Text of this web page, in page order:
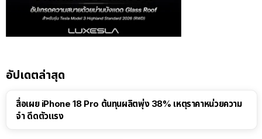
อัปเดตล่าสุด
สื่อเผย iPhone 18 Pro ต้นทุนผลิตพุ่ง 38% เหตุราคาหน่วยความ
จำ ดีดตัวแรง